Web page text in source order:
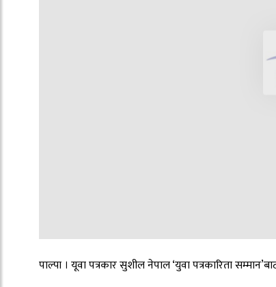
पाल्पा । यूवा पत्रकार सुशील नेपाल ‘युवा पत्रकारिता